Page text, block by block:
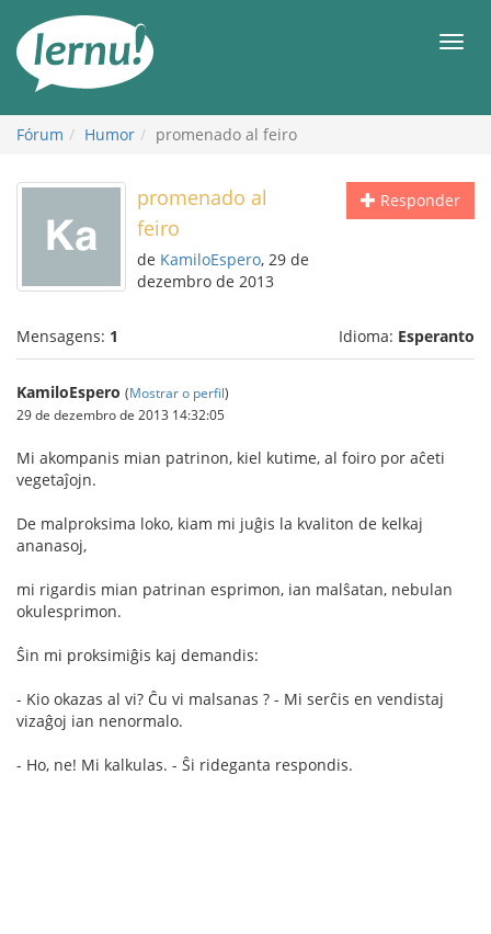
conteúdo
Fórum Humor promenado al feiro
Responder
promenado al
feiro
de KamiloEspero, 29 de
dezembro de 2013
Mensagens: 1 Idioma: Esperanto
KamiloEspero (Mostrar o perfil)
29 de dezembro de 2013 14:32:05
Mi akompanis mian patrinon, kiel kutime, al foiro por aĉeti
vegetaĵojn.
De malproksima loko, kiam mi juĝis la kvaliton de kelkaj
ananasoj,
mi rigardis mian patrinan esprimon, ian malŝatan, nebulan
okulesprimon.
Ŝin mi proksimiĝis kaj demandis:
- Kio okazas al vi? Ĉu vi malsanas ? - Mi serĉis en vendistaj
vizaĝoj ian nenormalo.
- Ho, ne! Mi kalkulas. - Ŝi rideganta respondis.